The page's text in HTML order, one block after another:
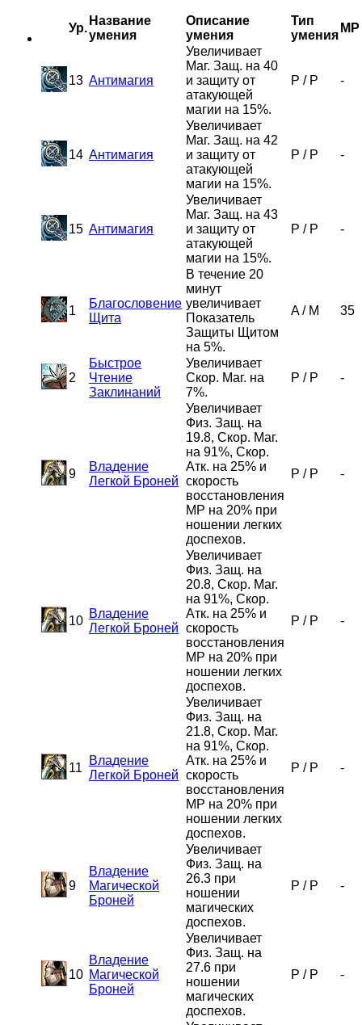
Ур.
Название
умения
Описание
умения
Тип
умения
MP
13 Антимагия
Увеличивает
Маг. Защ. на 40
и защиту от
атакующей
магии на 15%.
P / P -
14 Антимагия
Увеличивает
Маг. Защ. на 42
и защиту от
атакующей
магии на 15%.
P / P -
15 Антимагия
Увеличивает
Маг. Защ. на 43
и защиту от
атакующей
магии на 15%.
P / P -
1
Благословение
Щита
В течение 20
минут
увеличивает
Показатель
Защиты Щитом
на 5%.
A/ M 35
2
Быстрое
Чтение
Заклинаний
Увеличивает
Скор. Маг. на
7%.
P / P -
9
Владение
Легкой Броней
Увеличивает
Физ. Защ. на
19.8, Скор. Маг.
на 91%, Скор.
Атк. на 25% и
скорость
восстановления
MP на 20% при
ношении легких
доспехов.
P / P -
10
Владение
Легкой Броней
Увеличивает
Физ. Защ. на
20.8, Скор. Маг.
на 91%, Скор.
Атк. на 25% и
скорость
восстановления
MP на 20% при
ношении легких
доспехов.
P / P -
11
Владение
Легкой Броней
Увеличивает
Физ. Защ. на
21.8, Скор. Маг.
на 91%, Скор.
Атк. на 25% и
скорость
восстановления
MP на 20% при
ношении легких
доспехов.
P / P -
9
Владение
Магической
Броней
Увеличивает
Физ. Защ. на
26.3 при
ношении
магических
доспехов.
P / P -
10
Владение
Магической
Броней
Увеличивает
Физ. Защ. на
27.6 при
ношении
магических
доспехов.
P / P -